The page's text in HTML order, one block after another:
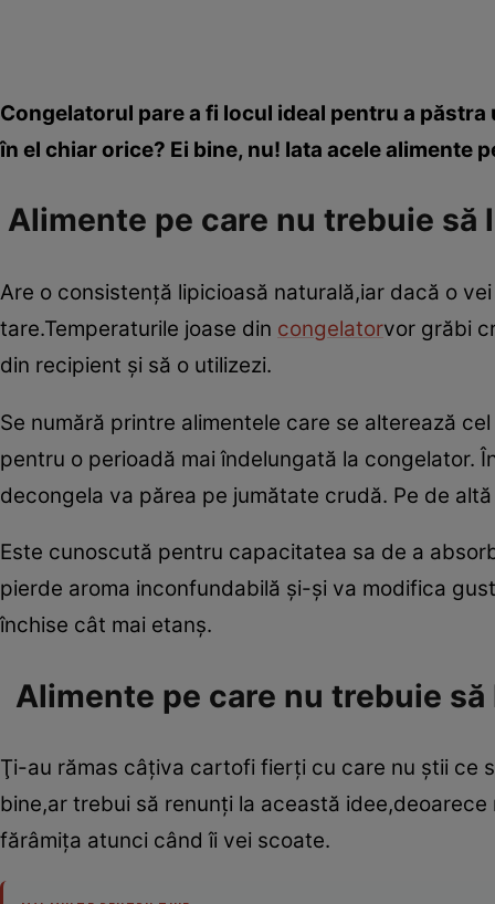
Congelatorul pare a fi locul ideal pentru a
în el chiar orice? Ei bine, nu! Iata acele alimente
Alimente pe care nu trebuie să
Are o consistenţă lipicioasă naturală,iar dacă o
tare.Temperaturile joase din congelatorvor grăbi
din recipient şi să o utilizezi.
Se numără printre alimentele care se alterează
pentru o perioadă mai îndelungată la congelator.
decongela va părea pe jumătate crudă. Pe de
Este cunoscută pentru capacitatea sa de a
pierde aroma inconfundabilă şi-şi va modifica
închise cât mai etanş.
Alimente pe care nu trebuie
Ţi-au rămas câţiva cartofi fierţi cu care nu ştii ce
bine,ar trebui să renunţi la această
fărâmiţa atunci când îi vei scoate.